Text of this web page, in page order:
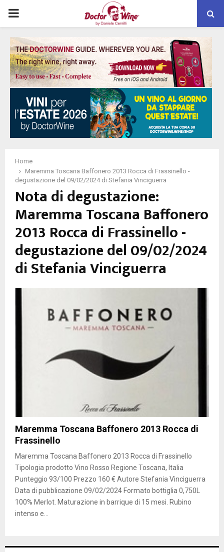
PRIMARY
MENU
Home
Maremma Toscana Baffonero 2013 Rocca di Frassinello -
degustazione del 09/02/2024 di Stefania Vinciguerra
Nota di degustazione:
Maremma Toscana Baffonero
2013 Rocca di Frassinello -
degustazione del 09/02/2024
di Stefania Vinciguerra
Maremma Toscana Baffonero 2013 Rocca di
Frassinello
Maremma Toscana Baffonero 2013 Rocca di Frassinello
Tipologia prodotto Vino Rosso Regione Toscana, Italia
Punteggio 93/100 Prezzo 160 € Autore Stefania Vinciguerra
Data di pubblicazione 09/02/2024 Formato bottiglia 0,750L
100% Merlot. Maturazione in barrique di 15 mesi. Rubino
intenso e...